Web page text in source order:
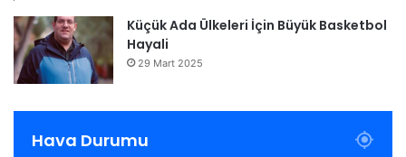
Küçük Ada Ülkeleri İçin Büyük Basketbol
Hayali
29 Mart 2025
Hava Durumu